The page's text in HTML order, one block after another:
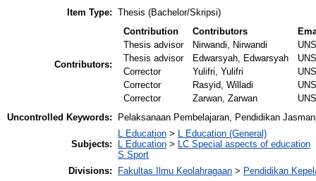
Item Type: Thesis (Bachelor/Skripsi)
Contributors:
Contribution Contributors
Thesis advisor
Nirwandi, Nirwandi
Thesis advisor
Edwarsyah, Edwarsyah
Corrector
Yulifri, Yulifri
Corrector
Rasyid, Willadi
Corrector
Zarwan, Zarwan
Uncontrolled Keywords:
Pelaksanaan Pembelajaran, Pendidikan
Subjects:
L Education > L Education (General)
L Education > LC Special aspects of education
S Sport
Divisions:
Fakultas Ilmu Keolahragaan > Pendidikan